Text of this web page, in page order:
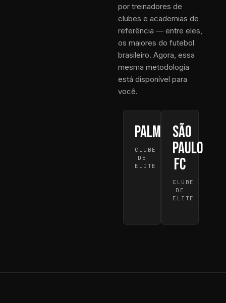
por treinadores de
clubes e academias de
referência — entre eles,
os maiores do futebol
brasileiro. Agora, essa
mesma metodologia
está disponível para
você.
Palmeiras
CLUBE
DE
ELITE
São
Paulo
FC
CLUBE
DE
ELITE